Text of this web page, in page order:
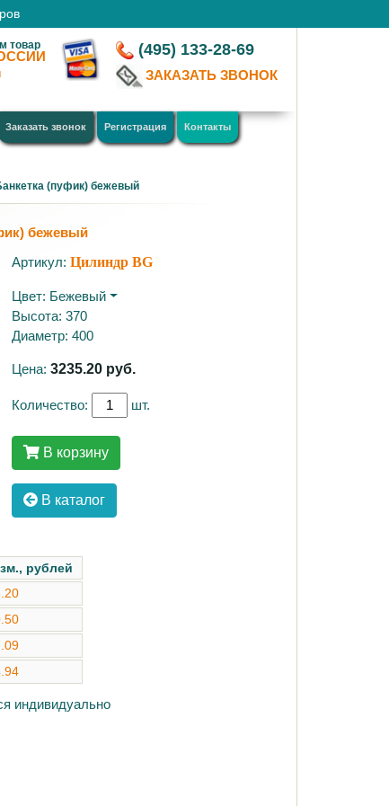
товар (495) 133-28-69
ЗАКАЗАТЬ ЗВОНОК
Заказать звонок Регистрация Контакты
(пуфик) бежевый
бежевый
Артикул:Цилиндр BG
Цвет: Бежевый
Высота: 370
Диаметр: 400
Цена:3235.20 руб.
Количество: шт.
В корзину
В каталог
рублей
индивидуально